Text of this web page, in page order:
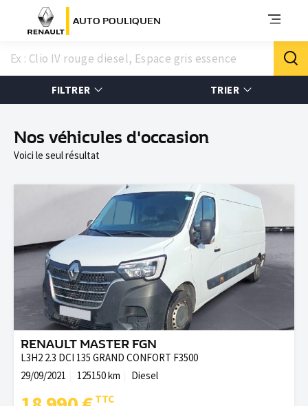
AUTO POULIQUEN
FILTRER TRIER
Nos véhicules d'occasion
Voici le seul résultat
RENAULT MASTER FGN
L3H2 2.3 DCI 135 GRAND CONFORT F3500
29/09/2021
125150 km Diesel